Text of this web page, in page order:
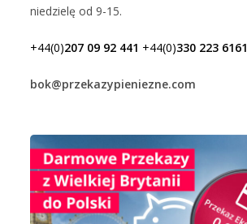
niedzielę od 9-15.
+44(0)207 09 92 441 +44(0)330 223 6161
bok@przekazypieniezne.com